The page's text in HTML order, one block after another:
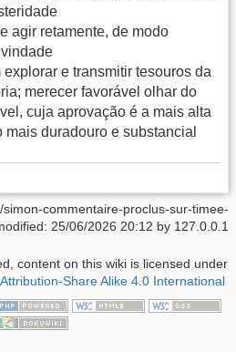
agir retamente, de modo
explorar e transmitir tesouros da
merecer favorável olhar do
cuja aprovação é a mais alta
mais duradouro e substancial
commentaire-proclus-sur-timee-
25/06/2026 20:12 by 127.0.0.1
content on this wiki is licensed under
Share Alike 4.0 International